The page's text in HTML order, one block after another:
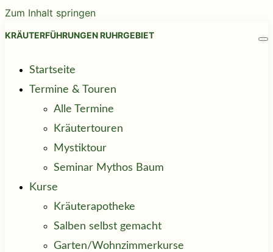
Zum Inhalt springen
KRÄUTERFÜHRUNGEN RUHRGEBIET
Startseite
Termine & Touren
Alle Termine
Kräutertouren
Mystiktour
Seminar Mythos Baum
Kurse
Kräuterapotheke
Salben selbst gemacht
Garten/Wohnzimmerkurse